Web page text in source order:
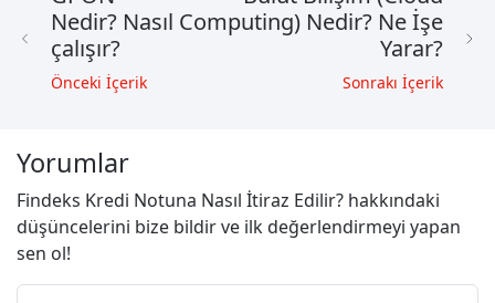
Nedir? Nasıl
çalışır?
Önceki İçerik
Computing) Nedir? Ne İşe
Yarar?
Sonrakı İçerik
Yorumlar
Findeks Kredi Notuna Nasıl İtiraz Edilir? hakkındaki
düşüncelerini bize bildir ve ilk değerlendirmeyi yapan
sen ol!